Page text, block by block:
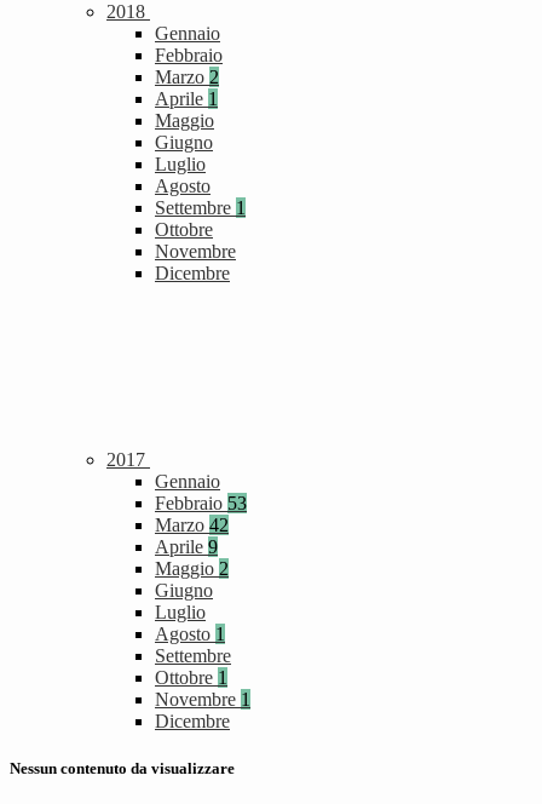
2018
Gennaio
Febbraio
Marzo 2
Aprile 1
Maggio
Giugno
Luglio
Agosto
Settembre 1
Ottobre
Novembre
Dicembre
2017
Gennaio
Febbraio 53
Marzo 42
Aprile 9
Maggio 2
Giugno
Luglio
Agosto 1
Settembre
Ottobre 1
Novembre 1
Dicembre
Nessun contenuto da visualizzare